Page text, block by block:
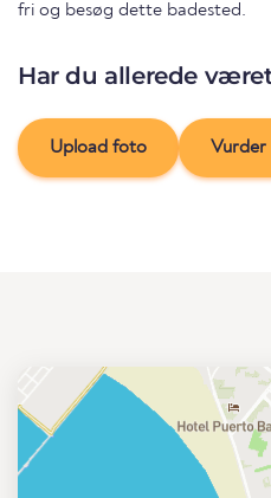
fri og besøg dette badested.
Har du allerede
Upload foto Vurder